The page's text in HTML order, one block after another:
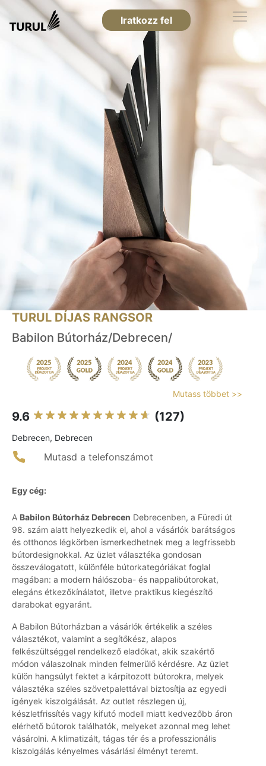
Iratkozz fel
TURUL DÍJAS RANGSOR
Babilon Bútorház/Debrecen/
Mutass többet >>
9.6 (127)
Debrecen, Debrecen
Mutasd a telefonszámot
Egy cég:
A Babilon Bútorház Debrecen Debrecenben, a Füredi út
98. szám alatt helyezkedik el, ahol a vásárlók barátságos
és otthonos légkörben ismerkedhetnek meg a legfrissebb
bútordesignokkal. Az üzlet választéka gondosan
összeválogatott, különféle bútorkategóriákat foglal
magában: a modern hálószoba- és nappalibútorokat,
elegáns étkezőkínálatot, illetve praktikus kiegészítő
darabokat egyaránt.
A Babilon Bútorházban a vásárlók értékelik a széles
választékot, valamint a segítőkész, alapos
felkészültséggel rendelkező eladókat, akik szakértő
módon válaszolnak minden felmerülő kérdésre. Az üzlet
külön hangsúlyt fektet a kárpitozott bútorokra, melyek
választéka széles szövetpalettával biztosítja az egyedi
igények kiszolgálását. Az outlet részlegen új,
készletfrissítés vagy kifutó modell miatt kedvezőbb áron
elérhető bútorok találhatók, melyeket azonnal meg lehet
vásárolni. A klimatizált, tágas tér és a professzionális
kiszolgálás kényelmes vásárlási élményt teremt.